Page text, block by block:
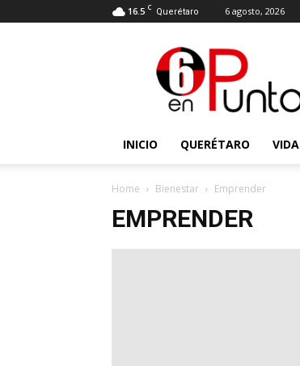
16.5 C Querétaro 6 agosto, 2026
punto
INICIO QUERÉTARO VIDA
Home Bienestar Emprender
EMPRENDER